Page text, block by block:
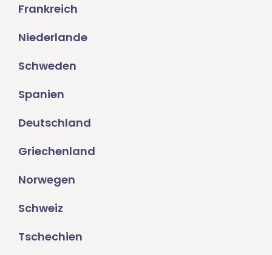
Frankreich
Niederlande
Schweden
Spanien
Deutschland
Griechenland
Norwegen
Schweiz
Tschechien